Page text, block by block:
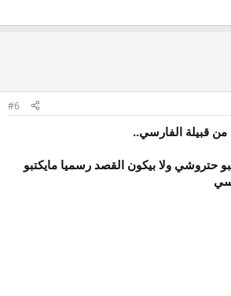
#6
قبيلة الفارسي..
حتروشي ولا بيكون القصد رسميا مايكتبو